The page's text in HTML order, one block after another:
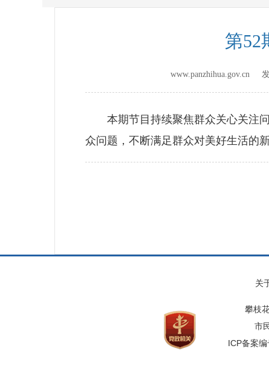
第52
www.panzhihua.gov.cn
本期节目持续聚焦群众关心关注问
众问题，不断满足群众对美好生活的
关
攀枝
市
ICP备案